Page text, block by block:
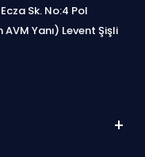
Sk. No:4 Pol
Yanı) Levent Şişli